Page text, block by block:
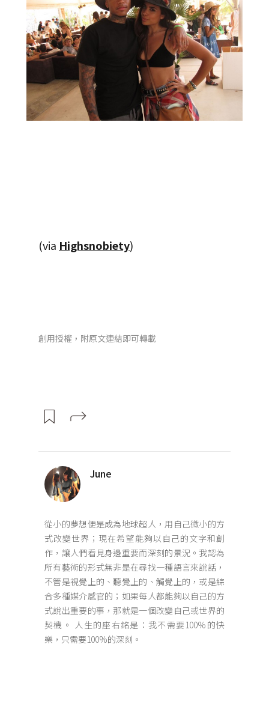
(via Highsnobiety)
創用授權，附原文連結即可轉載
June
從小的夢想便是成為地球超人，用自己微小的方
式改變世界；現在希望能夠以自己的文字和創
作，讓人們看見身邊重要而深刻的景況。我認為
所有藝術的形式無非是在尋找一種語言來說話，
不管是視覺上的、聽覺上的、觸覺上的，或是綜
合多種媒介感官的；如果每人都能夠以自己的方
式說出重要的事，那就是一個改變自己或世界的
契機。 人生的座右銘是：我不需要100%的快
樂，只需要100%的深刻。